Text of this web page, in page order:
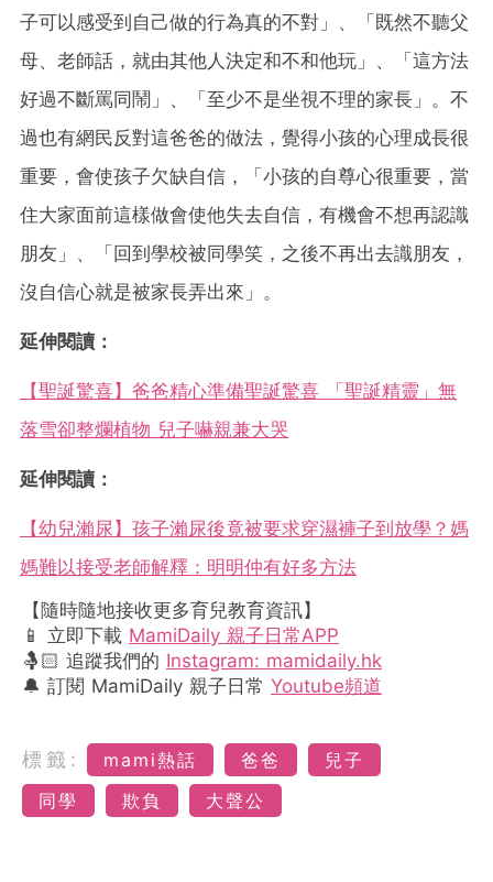
子可以感受到自己做的行為真的不對」、「既然不聽父
母、老師話，就由其他人決定和不和他玩」、「這方法
好過不斷罵同鬧」、「至少不是坐視不理的家長」。不
過也有網民反對這爸爸的做法，覺得小孩的心理成長很
重要，會使孩子欠缺自信，「小孩的自尊心很重要，當
住大家面前這樣做會使他失去自信，有機會不想再認識
朋友」、「回到學校被同學笑，之後不再出去識朋友，
沒自信心就是被家長弄出來」。
延伸閱讀：
【聖誕驚喜】爸爸精心準備聖誕驚喜 「聖誕精靈」無
落雪卻整爛植物 兒子嚇親兼大哭
延伸閱讀：
【幼兒瀨尿】孩子瀨尿後竟被要求穿濕褲子到放學？媽
媽難以接受老師解釋：明明仲有好多方法
【隨時隨地接收更多育兒教育資訊】
📱 立即下載 MamiDaily 親子日常APP
🤱🏻 追蹤我們的 Instagram: mamidaily.hk
🔔 訂閱 MamiDaily 親子日常 Youtube頻道
標籤: mami熱話 爸爸
兒子
同學
欺負 大聲公